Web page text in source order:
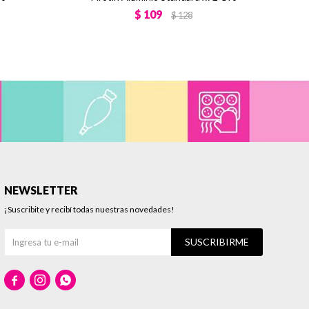
$ 109 $128
NEWSLETTER
¡Suscribite y recibí todas nuestras novedades!
SUSCRIBIRME
  